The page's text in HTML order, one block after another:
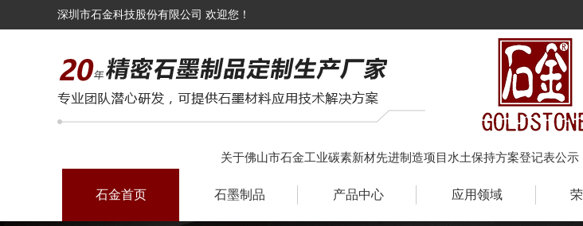
深圳市石金科技股份有限公司 欢迎您！
关于佛山市石金工业碳素新材先进制造项目水土保持方案登记表公示
石金首页 石墨制品 产品中心 应用领域